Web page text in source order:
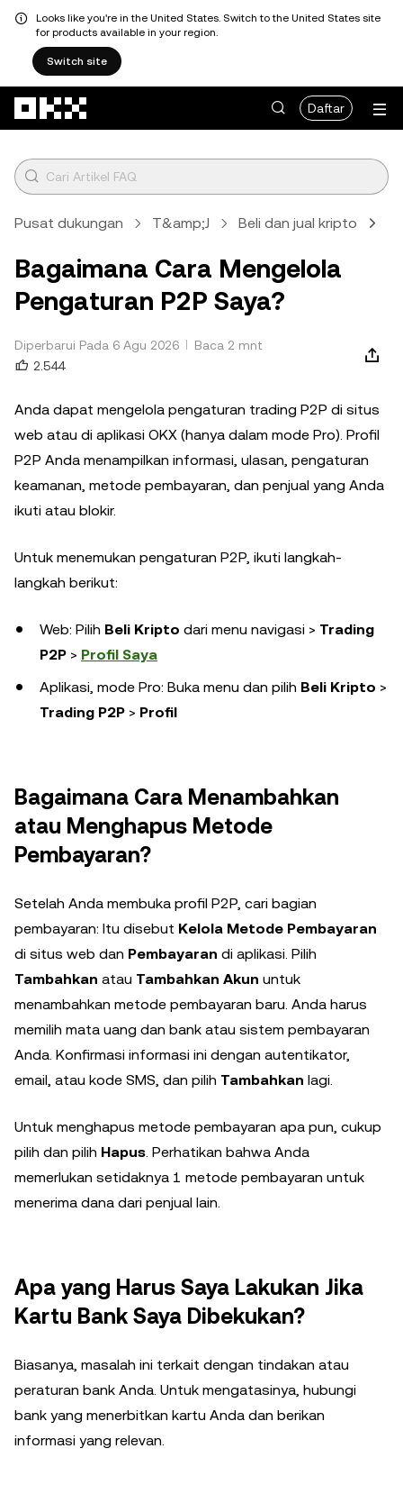
Looks like you're in the United States. Switch to the United States site
for products available in your region.
Switch site
Daftar
Pusat dukungan T&amp;J Beli dan jual kripto
Bagaimana Cara Mengelola
Pengaturan P2P Saya?
Diperbarui Pada 6 Agu 2026
Baca 2 mnt
2.544
Anda dapat mengelola pengaturan trading P2P di situs
web atau di aplikasi OKX (hanya dalam mode Pro). Profil
P2P Anda menampilkan informasi, ulasan, pengaturan
keamanan, metode pembayaran, dan penjual yang Anda
ikuti atau blokir.
Untuk menemukan pengaturan P2P, ikuti langkah-
langkah berikut:
Web: Pilih Beli Kripto dari menu navigasi > Trading
P2P > Profil Saya
Aplikasi, mode Pro: Buka menu dan pilih Beli Kripto >
Trading P2P > Profil
Bagaimana Cara Menambahkan
atau Menghapus Metode
Pembayaran?
Setelah Anda membuka profil P2P, cari bagian
pembayaran: Itu disebut Kelola Metode Pembayaran
di situs web dan Pembayaran di aplikasi. Pilih
Tambahkan atau Tambahkan Akun untuk
menambahkan metode pembayaran baru. Anda harus
memilih mata uang dan bank atau sistem pembayaran
Anda. Konfirmasi informasi ini dengan autentikator,
email, atau kode SMS, dan pilih Tambahkan lagi.
Untuk menghapus metode pembayaran apa pun, cukup
pilih dan pilih Hapus. Perhatikan bahwa Anda
memerlukan setidaknya 1 metode pembayaran untuk
menerima dana dari penjual lain.
Apa yang Harus Saya Lakukan Jika
Kartu Bank Saya Dibekukan?
Biasanya, masalah ini terkait dengan tindakan atau
peraturan bank Anda. Untuk mengatasinya, hubungi
bank yang menerbitkan kartu Anda dan berikan
informasi yang relevan.